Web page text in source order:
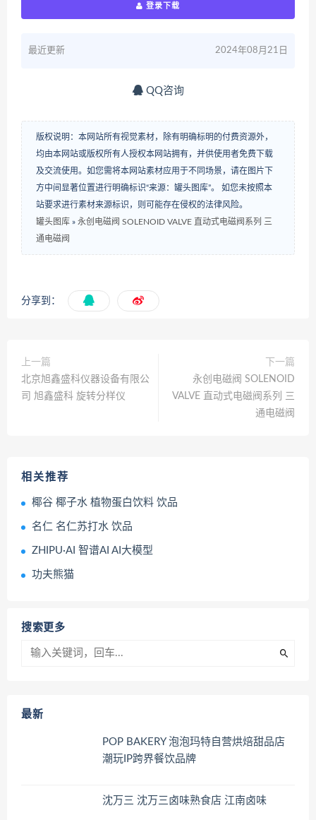
登录下载
最近更新 2024年08月21日
QQ咨询
版权说明：本网站所有视觉素材，除有明确标明的付费资源外，
均由本网站或版权所有人授权本网站拥有，并供使用者免费下载
及交流使用。如您需将本网站素材应用于不同场景，请在图片下
方中间显著位置进行明确标识“来源：罐头图库”。 如您未按照本
站要求进行素材来源标识，则可能存在侵权的法律风险。
罐头图库 » 永创电磁阀 SOLENOID VALVE 直动式电磁阀系列 三
通电磁阀
分享到：
上一篇
北京旭鑫盛科仪器设备有限公
司 旭鑫盛科 旋转分样仪
下一篇
永创电磁阀 SOLENOID
VALVE 直动式电磁阀系列 三
通电磁阀
相关推荐
椰谷 椰子水 植物蛋白饮料 饮品
名仁 名仁苏打水 饮品
ZHIPU·AI 智谱AI AI大模型
功夫熊猫
搜索更多
最新
POP BAKERY 泡泡玛特自营烘焙甜品店
潮玩IP跨界餐饮品牌
沈万三 沈万三卤味熟食店 江南卤味